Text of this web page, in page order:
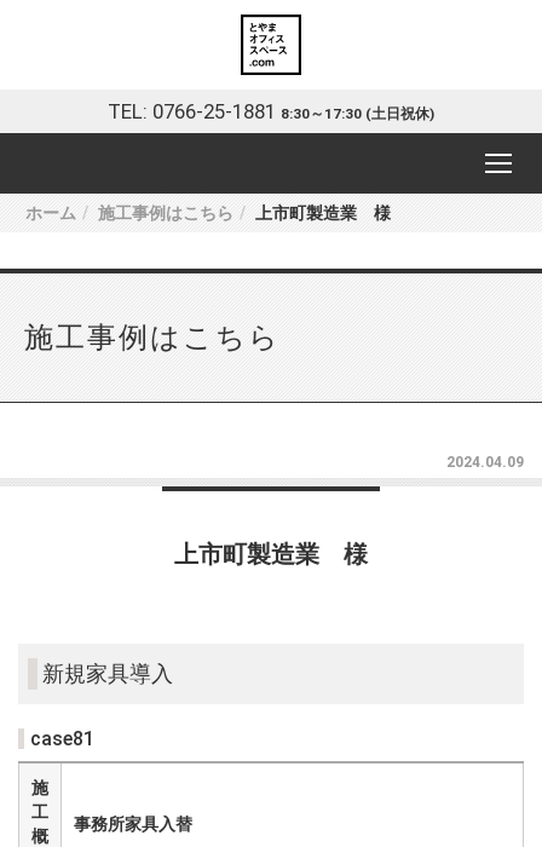
TEL: 0766-25-1881 8:30～17:30 (土日祝休)
ホーム 施工事例はこちら 上市町製造業 様
施工事例はこちら
2024.04.09
上市町製造業 様
新規家具導入
case81
施
工
概
事務所家具入替